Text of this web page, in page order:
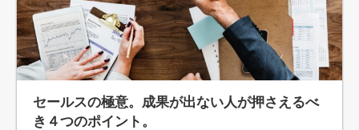
セールスの極意。成果が出ない人が押さえるべ
き４つのポイント。